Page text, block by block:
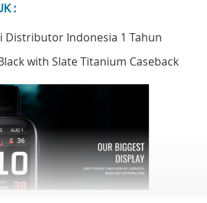
:
Distributor Indonesia 1 Tahun
with Slate Titanium Caseback